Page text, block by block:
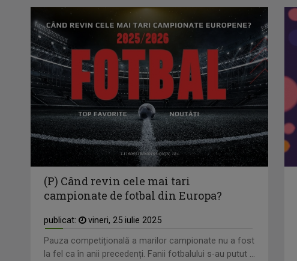
(P) Când revin cele mai tari
campionate de fotbal din Europa?
publicat:
vineri, 25 iulie 2025
Pauza competițională a marilor campionate nu a fost
la fel ca în anii precedenți. Fanii fotbalului s-au putut ...